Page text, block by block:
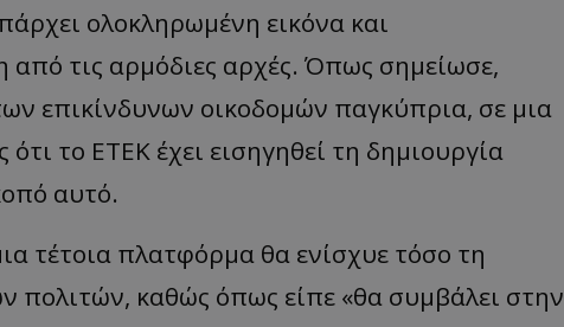
ολοκληρωμένη εικόνα και
τις αρμόδιες αρχές. Όπως σημείωσε,
επικίνδυνων οικοδομών παγκύπρια, σε μια
το ΕΤΕΚ έχει εισηγηθεί τη δημιουργία
αυτό.
τέτοια πλατφόρμα θα ενίσχυε τόσο τη
πολιτών, καθώς όπως είπε «θα συμβάλει στην